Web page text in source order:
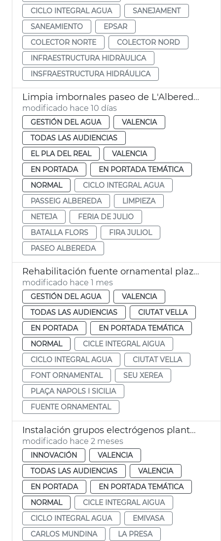
CICLO INTEGRAL AGUA
SANEJAMENT
SANEAMIENTO
EPSAR
COLECTOR NORTE
COLECTOR NORD
INFRAESTRUCTURA HIDRÀULICA
INSFRAESTRUCTURA HIDRÁULICA
Limpia imbornales paseo de L'Albereda Batalla de Flors
modificado hace 10 días
GESTIÓN DEL AGUA
VALENCIA
TODAS LAS AUDIENCIAS
EL PLA DEL REAL
VALENCIA
EN PORTADA
EN PORTADA TEMÁTICA
NORMAL
CICLO INTEGRAL AGUA
PASSEIG ALBEREDA
LIMPIEZA
NETEJA
FERIA DE JULIO
BATALLA FLORS
FIRA JULIOL
PASEO ALBEREDA
Rehabilitación fuente ornamental plaza Nàpols i Sicília València
modificado hace 1 mes
GESTIÓN DEL AGUA
VALENCIA
TODAS LAS AUDIENCIAS
CIUTAT VELLA
EN PORTADA
EN PORTADA TEMÁTICA
NORMAL
CICLE INTEGRAL AIGUA
CICLO INTEGRAL AGUA
CIUTAT VELLA
FONT ORNAMENTAL
SEU XEREA
PLAÇA NAPOLS I SICILIA
FUENTE ORNAMENTAL
Instalación grupos electrógenos plantas potabilizadoras Presa Realó València
modificado hace 2 meses
INNOVACIÓN
VALENCIA
TODAS LAS AUDIENCIAS
VALENCIA
EN PORTADA
EN PORTADA TEMÁTICA
NORMAL
CICLE INTEGRAL AIGUA
CICLO INTEGRAL AGUA
EMIVASA
CARLOS MUNDINA
LA PRESA